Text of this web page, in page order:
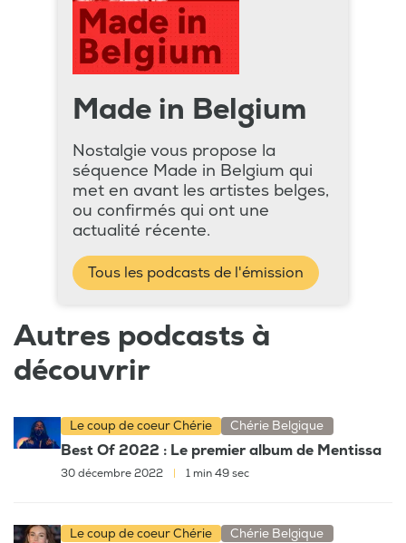
Made in Belgium
Nostalgie vous propose la
séquence Made in Belgium qui
met en avant les artistes belges,
ou confirmés qui ont une
actualité récente.
Tous les podcasts de l'émission
Autres podcasts à
découvrir
Le coup de coeur Chérie Chérie Belgique
Best Of 2022 : Le premier album de Mentissa
30 décembre 2022 1 min 49 sec
Le coup de coeur Chérie Chérie Belgique